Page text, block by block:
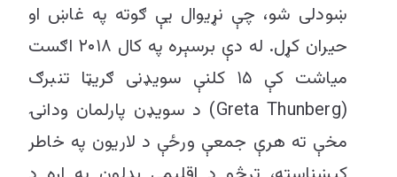
ښودلی شو، چې نړیوال یې ګوته په غاښ او
حیران کړل. له دې برسېره په کال ۲۰۱۸ اګست
میاشت کې ۱۵ کلنې سویډنی ګریټا تنبرګ
(Greta Thunberg) د سویډن پارلمان ودانۍ
مخې ته هرې جمعې ورځې د لاریون په خاطر